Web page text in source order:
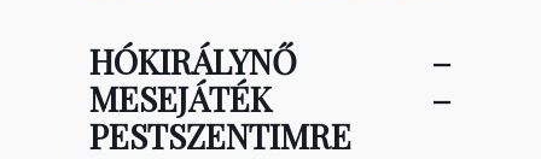
HÓKIRÁLYNŐ –
MESEJÁTÉK –
PESTSZENTIMRE